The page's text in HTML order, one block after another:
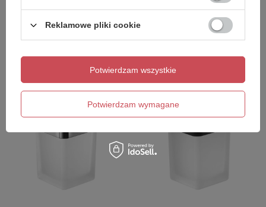
SAMOA mydelniczka, szkło
198,10 zł
SAMOA mydelniczka, szkło
mleczne, czarny mat
231,20 zł
Reklamowe pliki cookie
Potwierdzam wymagane
Potwierdzam wszystkie